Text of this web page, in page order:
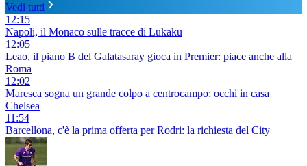
Vedi tutti
12:15
Napoli, il Monaco sulle tracce di Lukaku
12:05
Leao, il piano B del Galatasaray gioca in Premier: piace anche alla
Roma
12:02
Maresca sogna un grande colpo a centrocampo: occhi in casa
Chelsea
11:54
Barcellona, c'è la prima offerta per Rodri: la richiesta del City